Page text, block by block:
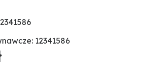
12341586